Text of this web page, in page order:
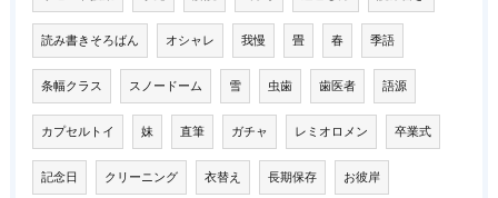
読み書きそろばん オシャレ 我慢 畳 春 季語
条幅クラス スノードーム 雪 虫歯 歯医者 語源
カプセルトイ 妹 直筆 ガチャ レミオロメン 卒業式
記念日 クリーニング 衣替え 長期保存 お彼岸